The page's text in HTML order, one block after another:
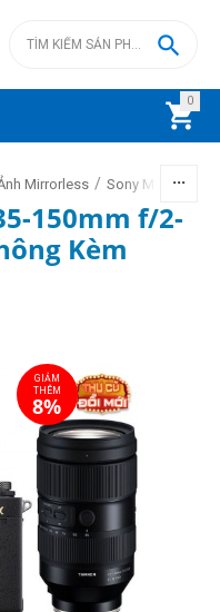
0


Mirrorless / Sony Mirrorless
150mm f/2-
Kèm